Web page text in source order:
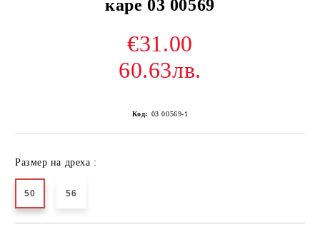
каре 03 00569
€31.00
60.63лв.
Код: 03 00569-1
Размер на дреха :
50 56